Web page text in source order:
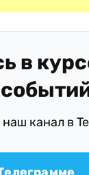
в
канал в